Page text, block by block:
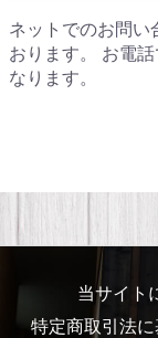
ネットでのお問い
おります。 お電
なります。
当サイト
特定商取引法